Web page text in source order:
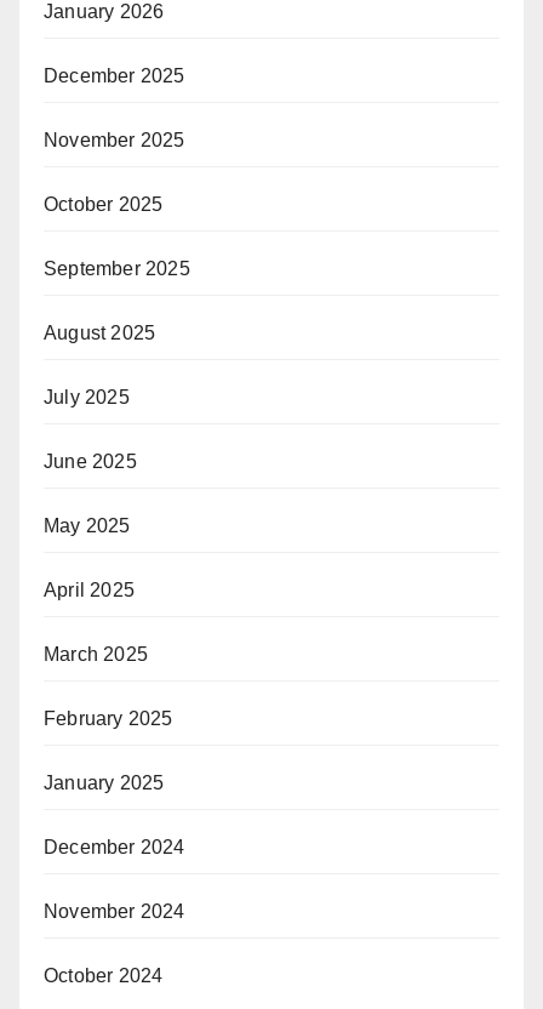
January 2026
December 2025
November 2025
October 2025
September 2025
August 2025
July 2025
June 2025
May 2025
April 2025
March 2025
February 2025
January 2025
December 2024
November 2024
October 2024